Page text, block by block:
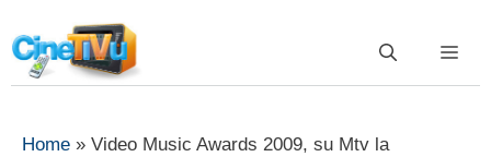
al
contenuto
Home » Video Music Awards 2009, su Mtv la